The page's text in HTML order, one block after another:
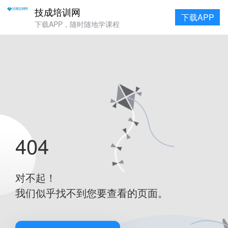
技成培训网
下载APP，随时随地学课程
下载APP
404
对不起！
我们似乎找不到您要查看的页面。